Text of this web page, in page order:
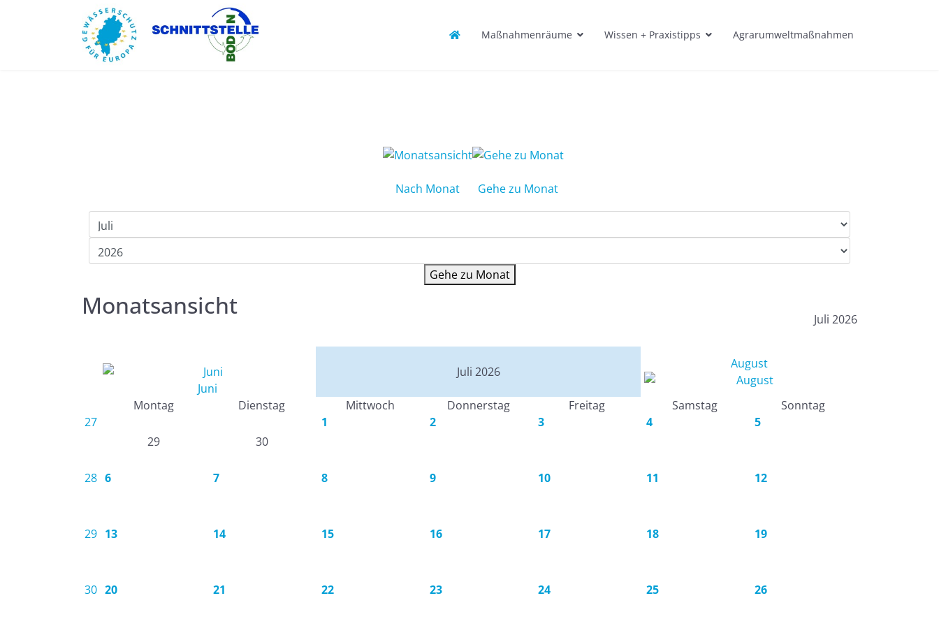
Maßnahmenräume Wissen + Praxistipps Agrarumweltmaßnahmen
Nach Monat Gehe zu Monat
Gehe zu Monat
Monatsansicht Juli 2026
Juni
Juli 2026
August
Montag Dienstag Mittwoch Donnerstag Freitag Samstag
Sonntag
27
29
30
1 2 3 4 5
28 6 7 8 9 10 11 12
29 13 14 15 16 17 18 19
30 20 21 22 23 24 25 26